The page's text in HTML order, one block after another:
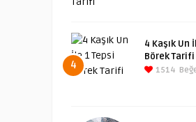
4
4 Kaşık Un
Börek Tarifi
1514